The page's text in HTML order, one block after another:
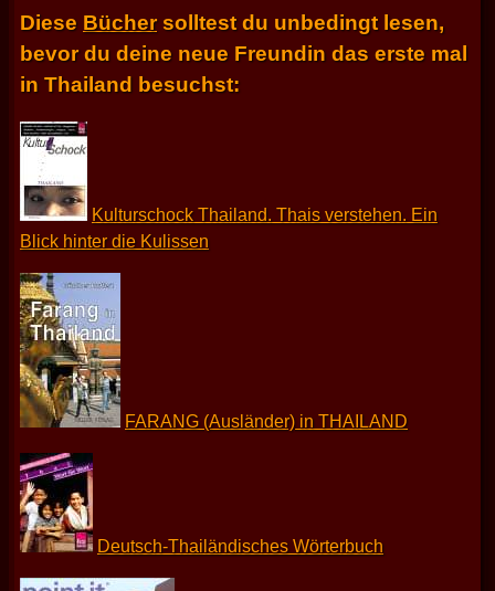
Diese Büchersolltest du unbedingt lesen,
bevor du deine neue Freundin das erste mal
in Thailand besuchst:
Kulturschock Thailand. Thais verstehen. Ein
Blick hinter die Kulissen
FARANG (Ausländer) in THAILAND
Deutsch-Thailändisches Wörterbuch